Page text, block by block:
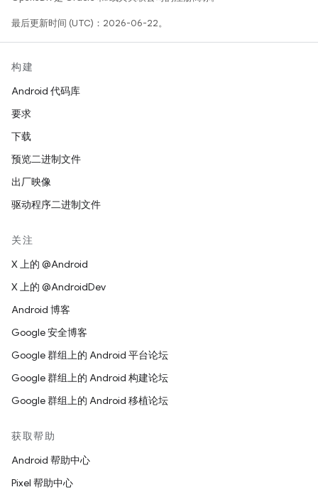
最后更新时间 (UTC)：2026-06-22。
构建
Android 代码库
要求
下载
预览二进制文件
出厂映像
驱动程序二进制文件
关注
X 上的 @Android
X 上的 @AndroidDev
Android 博客
Google 安全博客
Google 群组上的 Android 平台论坛
Google 群组上的 Android 构建论坛
Google 群组上的 Android 移植论坛
获取帮助
Android 帮助中心
Pixel 帮助中心